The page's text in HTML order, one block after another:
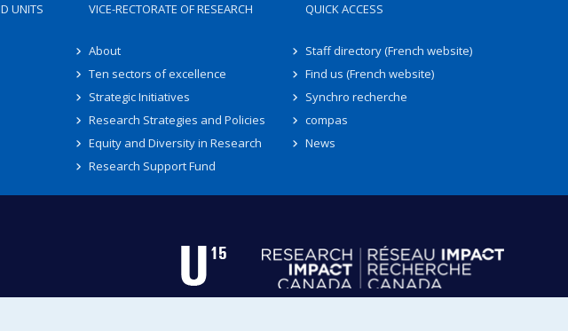
UNITS VICE-RECTORATE OF RESEARCH
About
Ten sectors of excellence
Strategic Initiatives
Research Strategies and Policies
Equity and Diversity in Research
Research Support Fund
QUICK ACCESS
Staff directory (French website)
Find us (French website)
Synchro recherche
compas
News